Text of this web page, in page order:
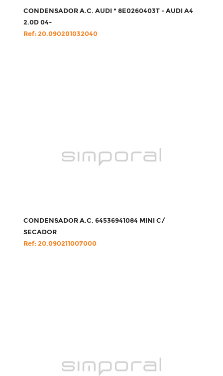
CONDENSADOR A.C. AUDI * 8E0260403T - AUDI A4
2.0D 04-
Ref: 20.090201032040
CONDENSADOR A.C. 64536941084 MINI C/
SECADOR
Ref: 20.090211007000